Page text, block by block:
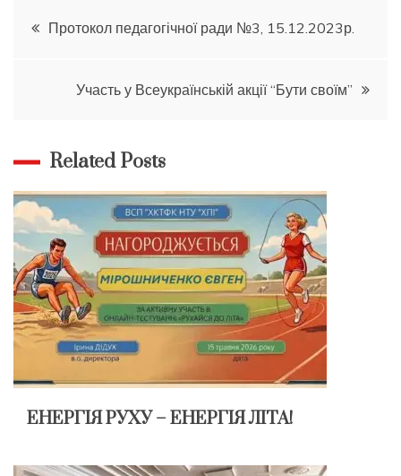
Навігація
Протокол педагогічної ради №3, 15.12.2023р.
Участь у Всеукраїнській акції “Бути своїм”
Related Posts
ЕНЕРГІЯ РУХУ – ЕНЕРГІЯ ЛІТА!